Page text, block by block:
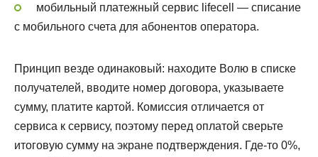
мобильный платежный сервис lifecell — списание
с мобильного счета для абонентов оператора.
Принцип везде одинаковый: находите Волю в списке
получателей, вводите номер договора, указываете
сумму, платите картой. Комиссия отличается от
сервиса к сервису, поэтому перед оплатой сверьте
итоговую сумму на экране подтверждения. Где-то 0%,